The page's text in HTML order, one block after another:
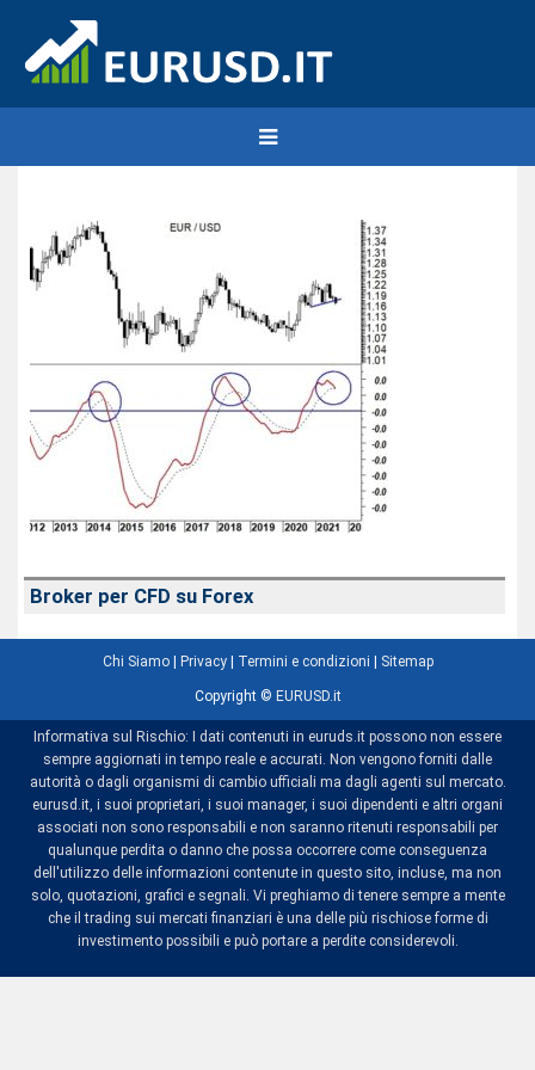
Broker per CFD su Forex
Chi Siamo| Privacy| Termini e condizioni Sitemap
Copyright © EURUSD.it
Informativa sul Rischio: I dati contenuti in euruds.it possono non essere
sempre aggiornati in tempo reale e accurati. Non vengono forniti dalle
autorità o dagli organismi di cambio ufficiali ma dagli agenti sul mercato.
eurusd.it, i suoi proprietari, i suoi manager, i suoi dipendenti e altri organi
associati non sono responsabili e non saranno ritenuti responsabili per
qualunque perdita o danno che possa occorrere come conseguenza
dell'utilizzo delle informazioni contenute in questo sito, incluse, ma non
solo, quotazioni, grafici e segnali. Vi preghiamo di tenere sempre a mente
che il trading sui mercati finanziari è una delle più rischiose forme di
investimento possibili e può portare a perdite considerevoli.